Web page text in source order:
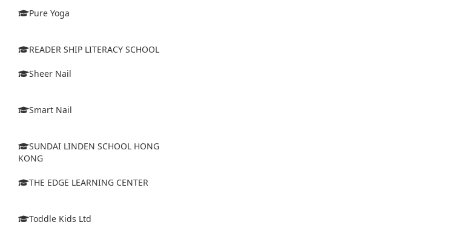
Pure Yoga
READER SHIP LITERACY SCHOOL
Sheer Nail
Smart Nail
SUNDAI LINDEN SCHOOL HONG
KONG
THE EDGE LEARNING CENTER
Toddle Kids Ltd